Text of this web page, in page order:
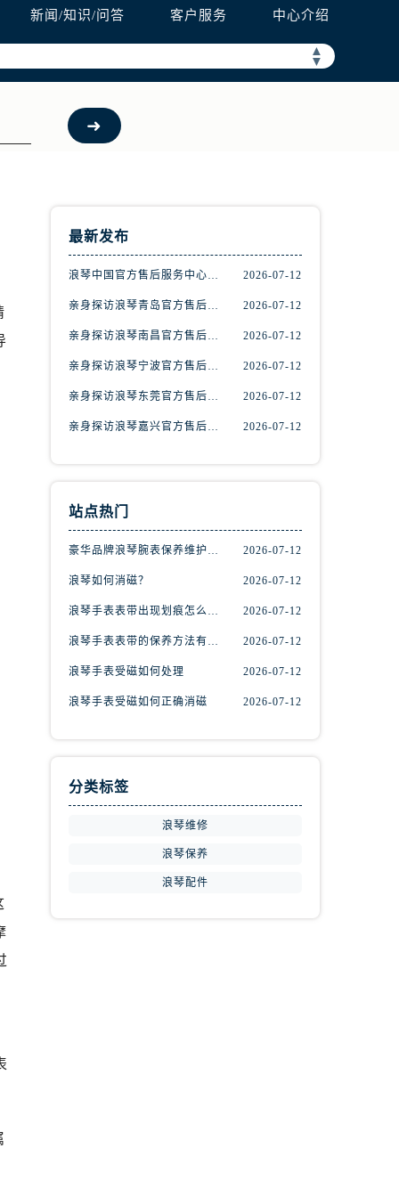
新闻/知识/问答 客户服务 中心介绍
▲
▼
最新发布
浪琴中国官方售后服务中心完整地址及热线实地考察报告+多信源验证（2026年7月最新） 2026-07-12
亲身探访浪琴青岛官方售后服务中心｜最新电话及地址（2026年7月最新） 2026-07-12
亲身探访浪琴南昌官方售后服务中心｜最新电话及地址（2026年7月最新） 2026-07-12
亲身探访浪琴宁波官方售后服务中心｜网点地址及售后热线（2026年7月最新） 2026-07-12
亲身探访浪琴东莞官方售后服务中心｜地址与联系电话（2026年7月最新） 2026-07-12
亲身探访浪琴嘉兴官方售后服务中心｜热线电话与网点地址（2026年7月最新） 2026-07-12
站点热门
豪华品牌浪琴腕表保养维护的方法！ 2026-07-12
浪琴如何消磁？ 2026-07-12
浪琴手表表带出现划痕怎么办？ 2026-07-12
浪琴手表表带的保养方法有哪些？ 2026-07-12
浪琴手表受磁如何处理 2026-07-12
浪琴手表受磁如何正确消磁 2026-07-12
分类标签
浪琴维修
浪琴保养
浪琴配件